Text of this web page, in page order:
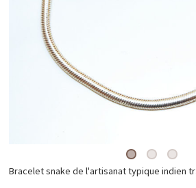
Bracelet snake de l'artisanat typique indien